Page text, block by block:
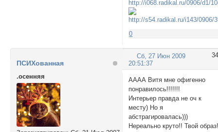
0
34
Сб, 27 Июн 2009
20:51:37
ПСИХованная
.осенняя
АААА Витя мне офигенно
понравилось!!!!!!!
Интерьер правда не оч к
месту) Но я
абстрагировалась)))
Нереально круто!! Твой